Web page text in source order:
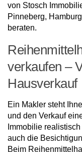
von Stosch
Pinneberg,
beraten.
verkaufen –
Hausverkauf
Ein Makler steht
und den Verkauf
Immobilie
auch die
Beim